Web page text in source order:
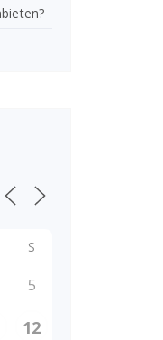
S
5
12